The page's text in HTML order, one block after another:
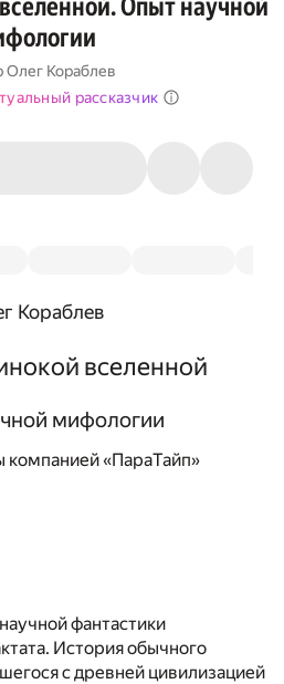
Опыт научной
Олег Кораблев
рассказчик
Кораблев
вселенной
мифологии
«ПараТайп»
фантастики
История обычного
с древней цивилизацией